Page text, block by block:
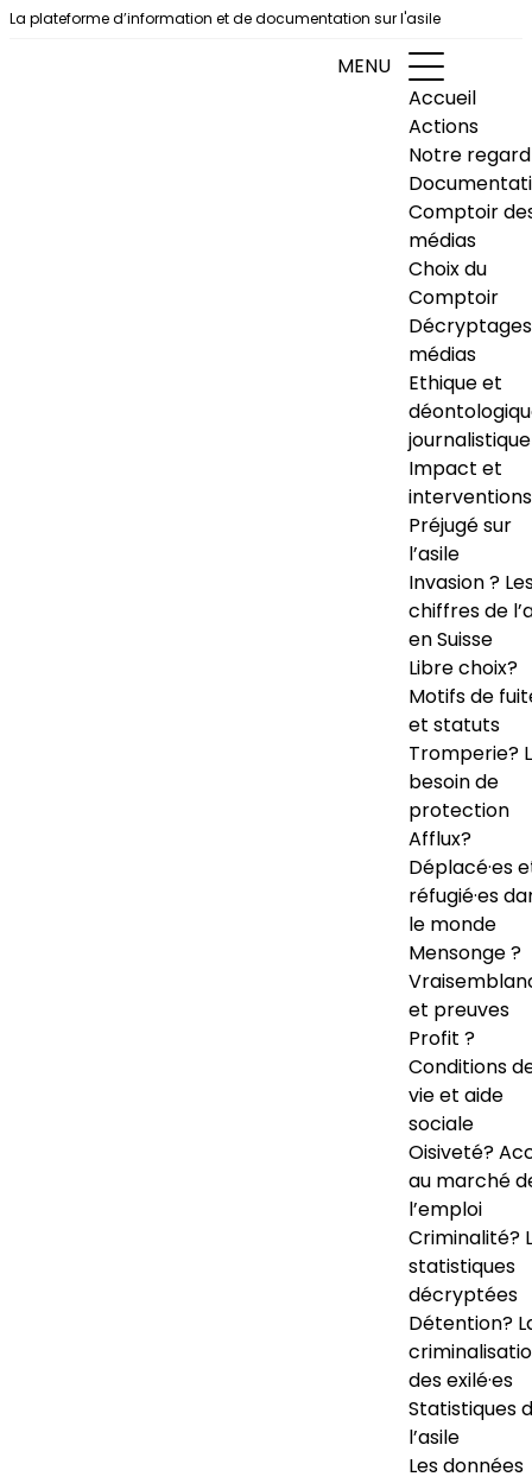
Aller au contenu
La plateforme d’information et de documentation sur l'asile
MENU
Accueil
Actions
Notre regard
Comptoir
médias
Choix du
Comptoir
Décryptages
médias
Ethique et
journalistique
Impact et
interventions
Préjugé sur
l’asile
Invasion ?
chiffres de
en Suisse
Libre choix?
Motifs de
et statuts
Tromperie?
besoin de
protection
Afflux?
Déplacé·es
réfugié·es
le monde
Mensonge ?
et preuves
Profit ?
Conditions
vie et aide
sociale
Oisiveté?
au marché
l’emploi
Criminalité?
statistiques
décryptées
Détention?
des exilé·es
Statistiques
l’asile
Les données